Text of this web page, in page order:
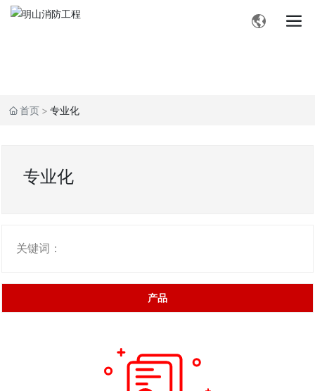
首页 专业化
专业化
关键词：
产品